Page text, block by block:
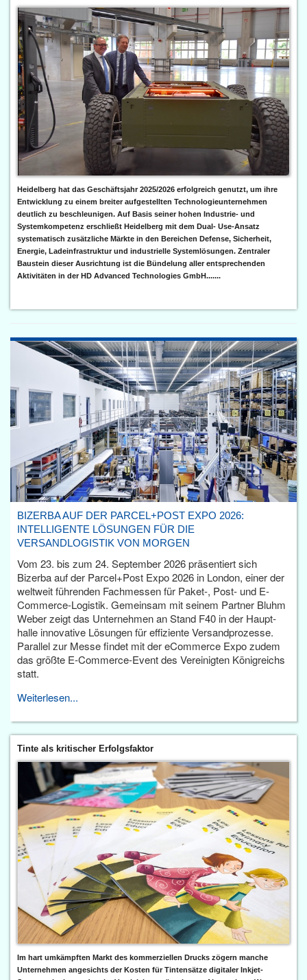
Heidelberg hat das Geschäftsjahr 2025/2026 erfolgreich genutzt, um ihre
Entwicklung zu einem breiter aufgestellten Technologieunternehmen
deutlich zu beschleunigen. Auf Basis seiner hohen Industrie- und
Systemkompetenz erschließt Heidelberg mit dem Dual- Use-Ansatz
systematisch zusätzliche Märkte in den Bereichen Defense, Sicherheit,
Energie, Ladeinfrastruktur und industrielle Systemlösungen. Zentraler
Baustein dieser Ausrichtung ist die Bündelung aller entsprechenden
Aktivitäten in der HD Advanced Technologies GmbH.......
BIZERBA AUF DER PARCEL+POST EXPO 2026:
INTELLIGENTE LÖSUNGEN FÜR DIE
VERSANDLOGISTIK VON MORGEN
Vom 23. bis zum 24. September 2026 präsentiert sich
Bizerba auf der Parcel+Post Expo 2026 in London, einer der
weltweit führenden Fachmessen für Paket-, Post- und E-
Commerce-Logistik. Gemeinsam mit seinem Partner Bluhm
Weber zeigt das Unternehmen an Stand F40 in der Haupt­
halle innovative Lösungen für effiziente Versandprozesse.
Parallel zur Messe findet mit der eCommerce Expo zudem
das größte E-Commerce-Event des Vereinigten Königreichs
statt.
Weiterlesen...
Tinte als kritischer Erfolgsfaktor
Im hart umkämpften Markt des kommerziellen Drucks zögern manche
Unternehmen angesichts der Kosten für Tintensätze digitaler Inkjet-